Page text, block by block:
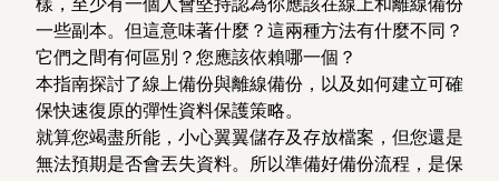
一些副本。但這意味著什麼？這兩種方法有什麼不同？
它們之間有何區別？您應該依賴哪一個？
本指南探討了線上備份與離線備份，以及如何建立可確
保快速復原的彈性資料保護策略。
就算您竭盡所能，小心翼翼儲存及存放檔案，但您還是
無法預期是否會丟失資料。所以準備好備份流程，是保